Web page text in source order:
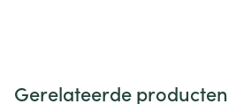
Gerelateerde producten